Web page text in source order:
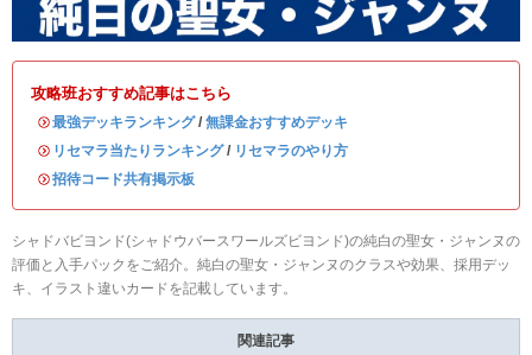
攻略班おすすめ記事はこちら
・最強デッキランキング/ 無課金おすすめデッキ
・ リセマラ当たりランキング/ リセマラのやり方
・招待コード共有掲示板
シャドバビヨンド(シャドウバースワールズビヨンド)の純白の聖女・ジャンヌの
評価と入手パックをご紹介。純白の聖女・ジャンヌのクラスや効果、採用デッ
キ、イラスト違いカードを記載しています。
関連記事